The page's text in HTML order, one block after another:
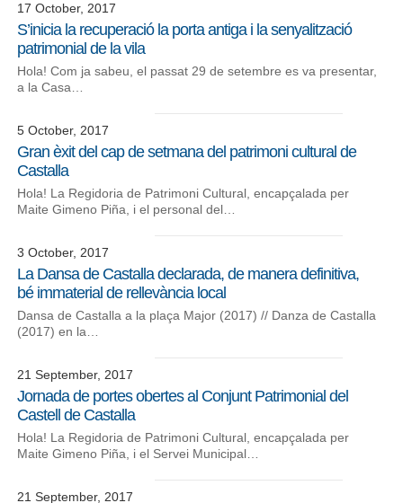
17 October, 2017
S’inicia la recuperació la porta antiga i la senyalització
patrimonial de la vila
Hola! Com ja sabeu, el passat 29 de setembre es va presentar,
a la Casa…
5 October, 2017
Gran èxit del cap de setmana del patrimoni cultural de
Castalla
Hola! La Regidoria de Patrimoni Cultural, encapçalada per
Maite Gimeno Piña, i el personal del…
3 October, 2017
La Dansa de Castalla declarada, de manera definitiva,
bé immaterial de rellevància local
Dansa de Castalla a la plaça Major (2017) // Danza de Castalla
(2017) en la…
21 September, 2017
Jornada de portes obertes al Conjunt Patrimonial del
Castell de Castalla
Hola! La Regidoria de Patrimoni Cultural, encapçalada per
Maite Gimeno Piña, i el Servei Municipal…
21 September, 2017